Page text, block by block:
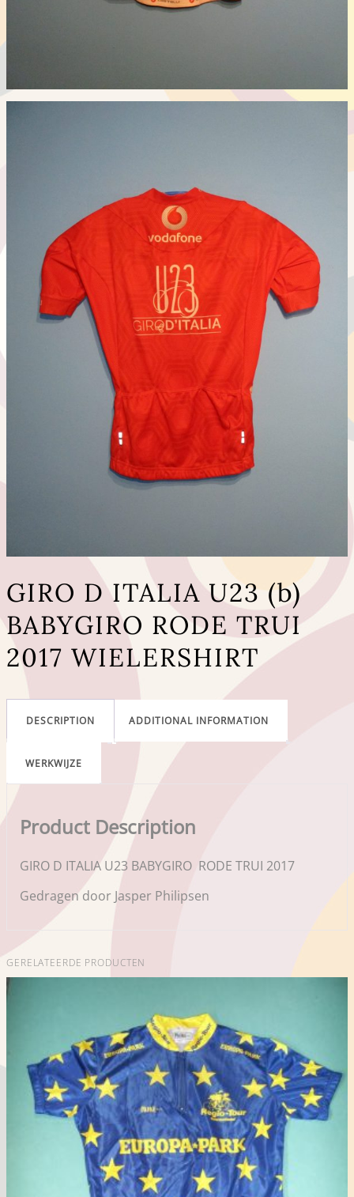
GIRO D ITALIA U23 (b)
BABYGIRO RODE TRUI
2017 WIELERSHIRT
DESCRIPTION ADDITIONAL INFORMATION
WERKWIJZE
Product Description
GIRO D ITALIA U23 BABYGIRO RODE TRUI 2017
Gedragen door Jasper Philipsen
GERELATEERDE PRODUCTEN